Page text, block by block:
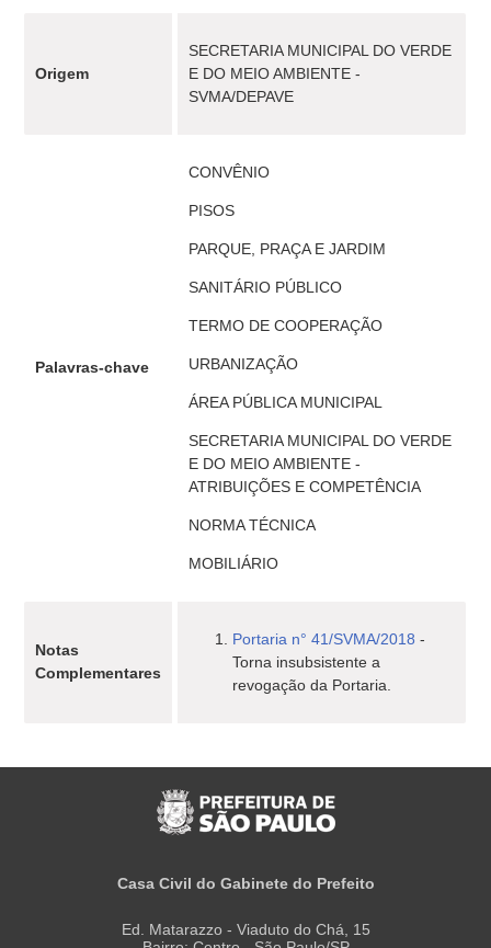
Origem
SECRETARIA MUNICIPAL DO VERDE
E DO MEIO AMBIENTE -
SVMA/DEPAVE
Palavras-chave
CONVÊNIO
PISOS
PARQUE, PRAÇA E JARDIM
SANITÁRIO PÚBLICO
TERMO DE COOPERAÇÃO
URBANIZAÇÃO
ÁREA PÚBLICA MUNICIPAL
SECRETARIA MUNICIPAL DO VERDE
E DO MEIO AMBIENTE -
ATRIBUIÇÕES E COMPETÊNCIA
NORMA TÉCNICA
MOBILIÁRIO
Notas
Complementares
Portaria n° 41/SVMA/2018 -
Torna insubsistente a
revogação da Portaria.
Casa Civil do Gabinete do Prefeito
Ed. Matarazzo - Viaduto do Chá, 15